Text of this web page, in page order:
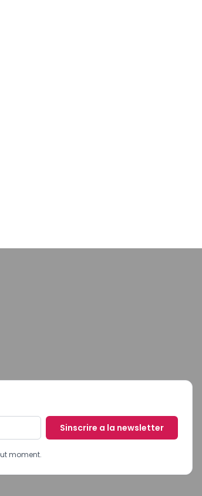
Sinscrire a la newsletter
moment.